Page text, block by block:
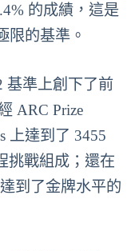
的成績，這是
限的基準。
基準上創下了前
ARC Prize
上達到了 3455
挑戰組成；還在
到了金牌水平的